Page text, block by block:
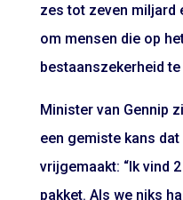
zes tot zeven miljard
om mensen die op
bestaanszekerheid te
Minister van Gennip
een gemiste kans
vrijgemaakt: “Ik vind
pakket. Als we niks